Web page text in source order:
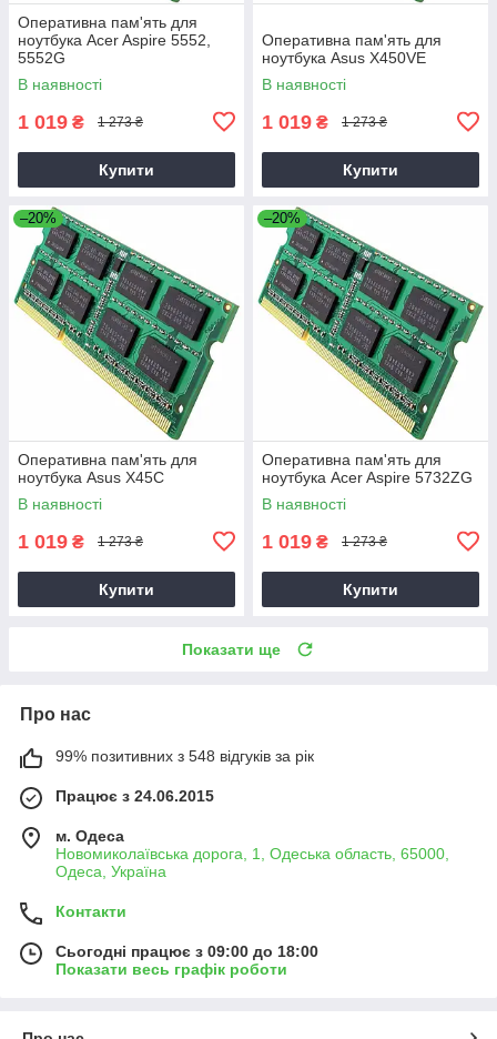
Оперативна пам'ять для
ноутбука Acer Aspire 5552,
5552G
В наявності
1 019 ₴ 1 273 ₴
Купити
Оперативна пам'ять для
ноутбука Asus X450VE
В наявності
1 019 ₴ 1 273 ₴
Купити
–20%
Оперативна пам'ять для
ноутбука Asus X45C
В наявності
1 019 ₴ 1 273 ₴
Купити
–20%
Оперативна пам'ять для
ноутбука Acer Aspire 5732ZG
В наявності
1 019 ₴ 1 273 ₴
Купити
Показати ще
Про нас
99% позитивних з 548 відгуків за рік
Працює з 24.06.2015
м. Одеса
Новомиколаївська дорога, 1, Одеська область, 65000,
Одеса, Україна
Контакти
Сьогодні працює з 09:00 до 18:00
Показати весь графік роботи